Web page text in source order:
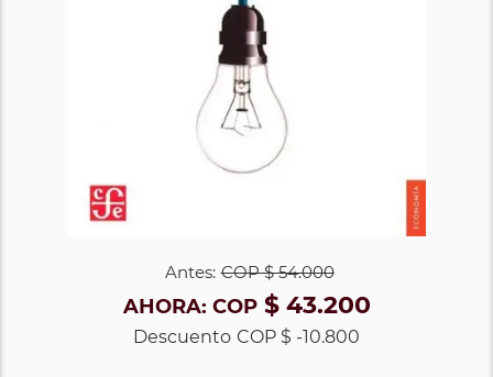
Antes: COP$ 54.000
AHORA: COP$ 43.200
Descuento COP $ -10.800